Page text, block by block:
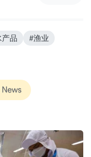
产品 #渔业